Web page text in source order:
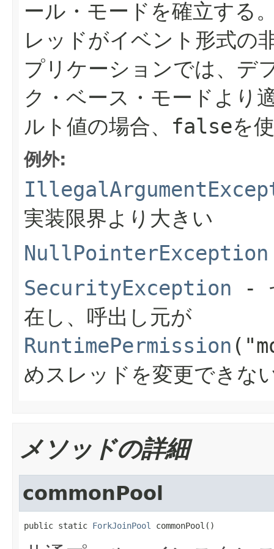
ール・モードを確立する
レッドがイベント形式の
プリケーションでは、デ
ク・ベース・モードより
ルト値の場合、 falseを
例外:
実装限界より大きい
NullPointerException
SecurityException -
在し、呼出し元が
RuntimePermission
めスレッドを変更できな
メソッドの詳細
commonPool
public static ForkJoinPool commonPool()